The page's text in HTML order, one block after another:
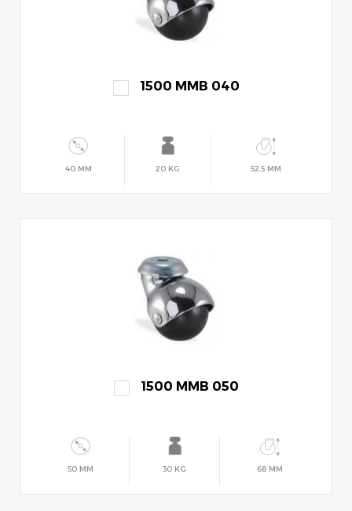
1500 MMB 040
40 MM 20 KG 52.5 MM
1500 MMB 050
50 MM 30 KG 68 MM